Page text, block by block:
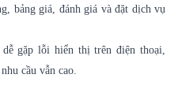
bảng giá, đánh giá và đặt dịch vụ
gặp lỗi hiển thị trên điện thoại,
cầu vẫn cao.